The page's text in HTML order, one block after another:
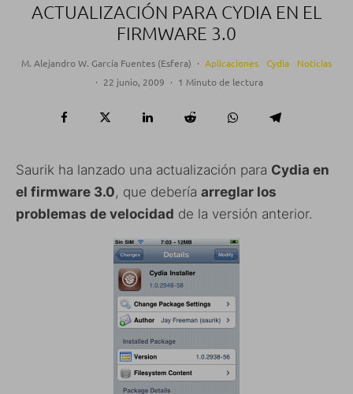
ACTUALIZACIÓN PARA CYDIA EN EL
FIRMWARE 3.0
M. Alejandro W. García Fuentes (Esfera) · Aplicaciones Cydia
Noticias
· 22 junio, 2009 · 1 Minuto de lectura
Saurik ha lanzado una actualización para Cydia en
el firmware 3.0, que debería arreglar los
problemas de velocidad de la versión anterior.